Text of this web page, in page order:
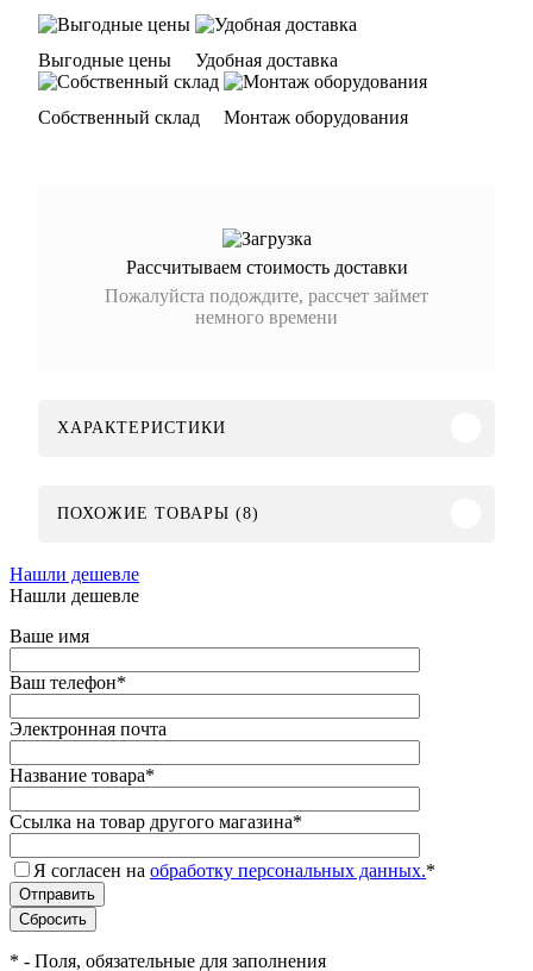
Выгодные цены Удобная доставка
Собственный склад Монтаж оборудования
Рассчитываем стоимость доставки
Пожалуйста подождите, рассчет займет
немного времени
ХАРАКТЕРИСТИКИ
ПОХОЖИЕ ТОВАРЫ (8)
Нашли дешевле
Нашли дешевле
Ваше имя
Ваш телефон*
Электронная почта
Название товара*
Ссылка на товар другого магазина*
Я согласен на обработку персональных данных.*
* - Поля, обязательные для заполнения